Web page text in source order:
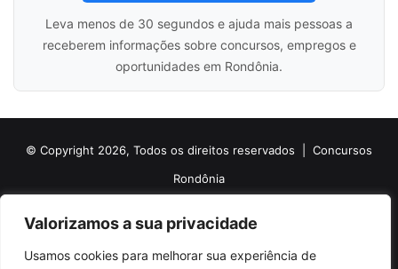
Valorizamos a sua privacidade
Usamos cookies para melhorar sua experiência de
Leva menos de 30 segundos e ajuda mais pessoas a
receberem informações sobre concursos, empregos e
oportunidades em Rondônia.
© Copyright 2026, Todos os direitos reservados | Concursos
Rondônia
Sobre o Concursos Rondônia
Siga nossas redes sociais
Web Stories Anuncie